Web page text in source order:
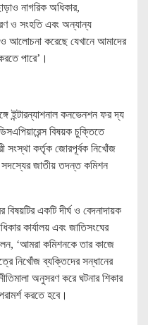
নাগরিক অধিকার,
ও সংহতি এবং অন্যান্য
আলোচনা করেছে যেখানে আমাদের
পারে’।
ইন্টারন্যাশনাল কনভেনশন ফর দ্য
বিষয়ক চুক্তিতে
সংস্থা কর্তৃক জোরপূর্বক নিখোঁজ
সদস্যের জাতীয় তদন্ত কমিশন
বিষয়টির একটি দীর্ঘ ও বেদনাদায়ক
কার্যালয় এবং জাতিসংঘের
‘আমরা কমিশনকে তার কাজে
নিখোঁজ ব্যক্তিদের সন্ধানের
অনুসরণ করে ঘটনার শিকার
করতে হবে।